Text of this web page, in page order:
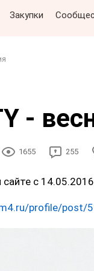
Закупки
-
1655 255
сайте с
profile/post/